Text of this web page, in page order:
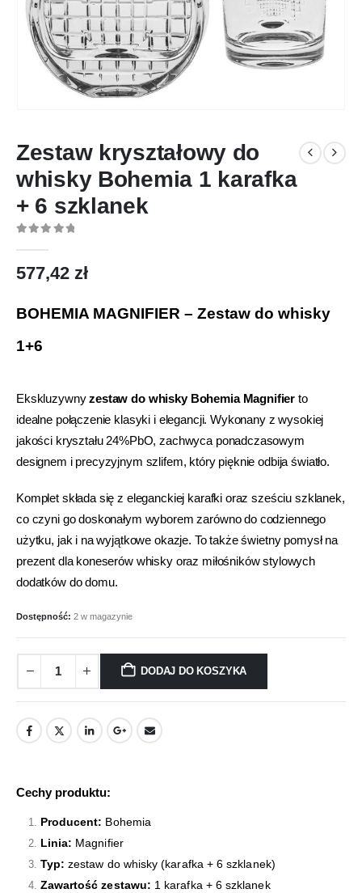
Zestaw kryształowy do
whisky Bohemia 1 karafka
+ 6 szklanek
577,42 zł
BOHEMIA MAGNIFIER – Zestaw do whisky
1+6
Ekskluzywnyzestaw do whisky Bohemia Magnifier to
idealne połączenie klasyki i elegancji. Wykonany z wysokiej
jakości kryształu 24%PbO, zachwyca ponadczasowym
designem i precyzyjnym szlifem, który pięknie odbija światło.
Komplet składa się z eleganckiej karafki oraz sześciu szklanek,
co czyni go doskonałym wyborem zarówno do codziennego
użytku, jak i na wyjątkowe okazje. To także świetny pomysł na
prezent dla koneserów whisky oraz miłośników stylowych
dodatków do domu.
Dostępność: 2 w magazynie
DODAJ DO KOSZYKA
Cechy produktu:
Producent: Bohemia
Linia: Magnifier
Typ: zestaw do whisky (karafka + 6 szklanek)
Zawartość zestawu: 1 karafka + 6 szklanek